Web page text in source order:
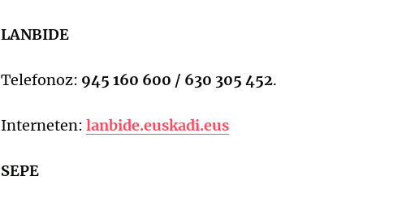
LANBIDE
Telefonoz: 945 160 600 / 630 305 452.
Interneten: lanbide.euskadi.eus
SEPE